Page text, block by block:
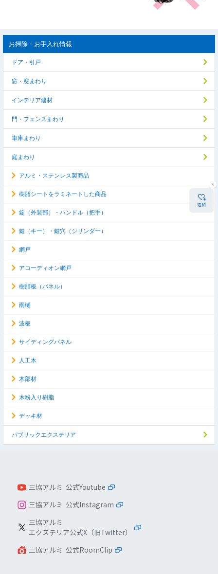
お掃除・お手入れ情報
ドア・引戸
窓・窓まわり
インテリア建材
門・フェンスまわり
車庫まわり
庭まわり
アルミ・ステンレス製商品
樹脂シートをラミネートした商品
錠（外装部）・ハンドル（把手）
鍵（キー）・鍵穴（シリンダー）
網戸
アコーディオン網戸
樹脂板（パネル）
雨樋
波板
サイディングパネル
人工木
木部材
木粉入り樹脂
デッキ材
パブリックエクステリア
三協アルミ 公式Youtube
三協アルミ 公式Instagram
三協アルミ
エクステリア公式X（旧Twitter）
三協アルミ 公式RoomClip